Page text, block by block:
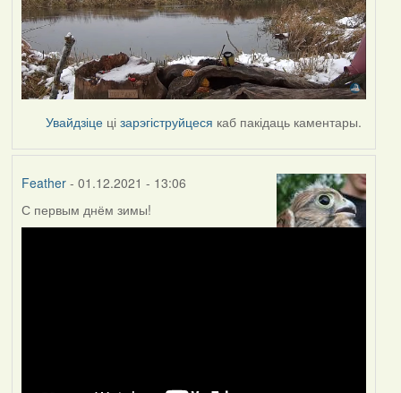
Увайдзіце цізарэгіструйцеся каб пакідаць каментары.
Feather- 01.12.2021 - 13:06
С первым днём зимы!